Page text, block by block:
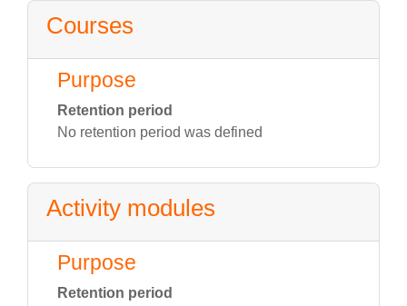
Courses
Purpose
Retention period
No retention period was defined
Activity modules
Purpose
Retention period